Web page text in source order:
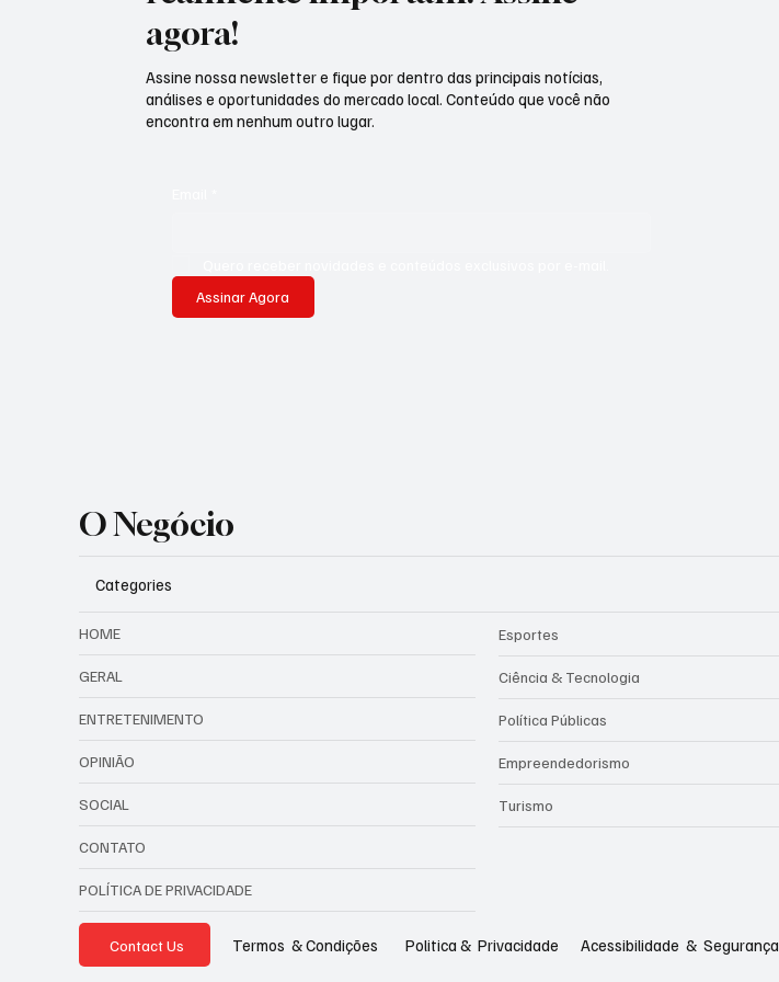
agora!
Assinar Agora
Assine nossa newsletter e fique por dentro das principais notícias,
análises e oportunidades do mercado local. Conteúdo que você não
encontra em nenhum outro lugar.
O Negócio
Categories
HOME
GERAL
ENTRETENIMENTO
OPINIÃO
SOCIAL
CONTATO
POLÍTICA DE PRIVACIDADE
Esportes
Ciência & Tecnologia
Política Públicas
Empreendedorismo
Turismo
Contact Us Termos & Condições Politica & Privacidade Acessibilidade & Segurança